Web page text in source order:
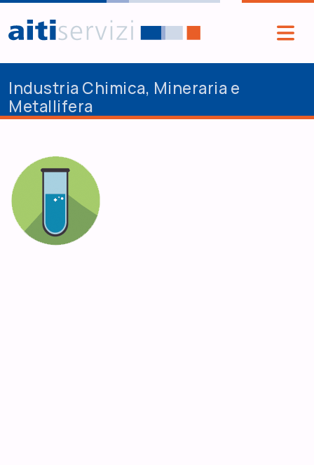
Salta al contenuto principale
Industria Chimica, Mineraria e
Metallifera